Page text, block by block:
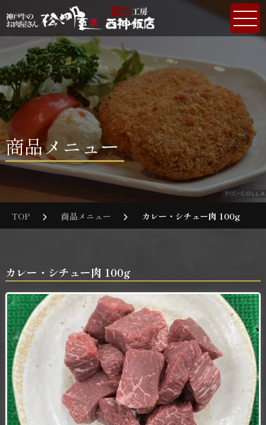
商品メニュー
TOP 商品メニュー カレー・シチュー肉 100g
カレー・シチュー肉 100g